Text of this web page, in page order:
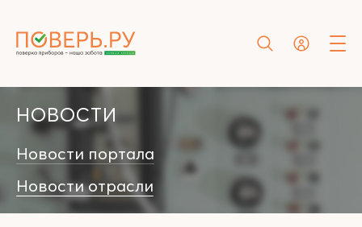
НОВОСТИ
Новости портала
Новости отрасли